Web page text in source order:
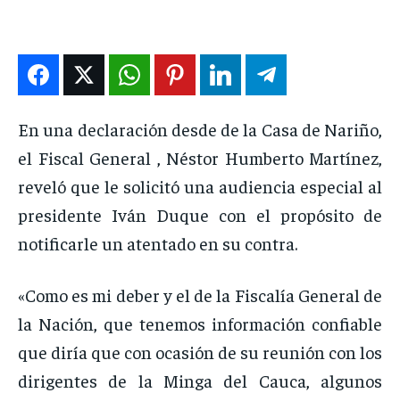
EN VIVO
INSTITUCIONAL
PUATE CON NOSOTROS
EN VIVO
INSTITUCIONAL
PUATE CON NOSOTROS
EN VIVO
INSTITUCIONAL
PUATE CON NOSOTROS
EN VIVO
INSTITUCIONAL
PUATE CON NOSOTROS
En una declaración desde de la Casa de Nariño,
el Fiscal General , Néstor Humberto Martínez,
reveló que le solicitó una audiencia especial al
presidente Iván Duque con el propósito de
notificarle un atentado en su contra.
«Como es mi deber y el de la Fiscalía General de
la Nación, que tenemos información confiable
que diría que con ocasión de su reunión con los
dirigentes de la Minga del Cauca, algunos